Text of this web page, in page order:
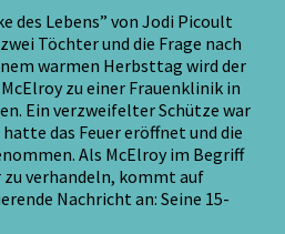
des Lebens” von Jodi Picoult
Töchter und die Frage nach
warmen Herbsttag wird der
zu einer Frauenklinik in
Ein verzweifelter Schütze war
das Feuer eröffnet und die
Als McElroy im Begriff
verhandeln, kommt auf
Nachricht an: Seine 15-